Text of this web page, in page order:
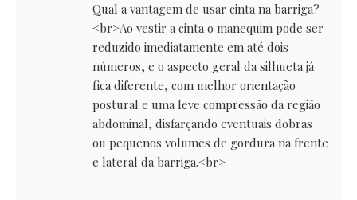
Qual a vantagem de usar cinta na barriga?
<br>Ao vestir a cinta o manequim pode ser
reduzido imediatamente em até dois
números, e o aspecto geral da silhueta já
fica diferente, com melhor orientação
postural e uma leve compressão da região
abdominal, disfarçando eventuais dobras
ou pequenos volumes de gordura na frente
e lateral da barriga.<br>